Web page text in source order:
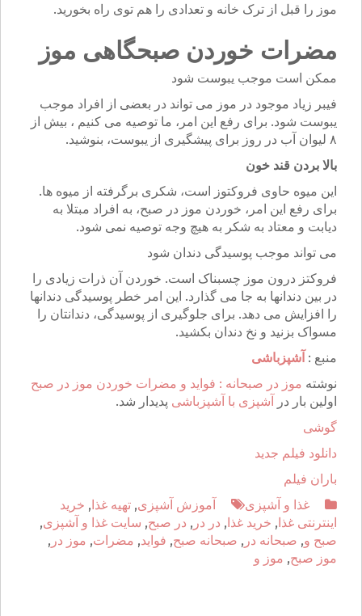
موز را قبل از ترک خانه و تعدادی را هم توی راه بخورید.
مضرات خوردن صبحگاهی موز
ممکن است موجب یبوست شود
فیبر زیاد موجود در موز می تواند در بعضی از افراد موجب
یبوست شود. برای رفع این امر، ما توصیه می کنیم ، بیش از
۸ لیوان آب در روز برای پیشگیری از یبوست، بنوشید.
بالا بردن قند خون
این میوه حاوی فروکتوز است، شکری برگرفته از میوه ها.
برای رفع این امر، خوردن موز در صبح، به افراد مبتلا به
دیابت و معتاد به شکر به هیچ وجه توصیه نمی شود.
می تواند موجب پوسیدگی دندان شود
فروکتز درون موز چسبناک است. خوردن آن ذرات زیادی را
در بین دندانها به جا می گذارد. این امر خطر پوسیدگی دندانها
را افزایش می دهد. برای جلوگیری از پوسیدگی، دندانتان را
مسواک بزنید و نخ دندان بکشید.
منبع : آشپزباشی
نوشته موز در صبحانه : فواید و مضرات خوردن موز در صبح
اولین بار در آشپزی با آشپزباشی پدیدار شد.
گوشی
دانلود فیلم جدید
باران فیلم
غذا و آشپزی
آموزش آشپزی, تهیه غذا, خرید
اینترنتی غذا, خرید غذا, در در , در صبح, سایت غذا و آشپزی,
صبح و, صبحانه در , صبحانه صبح, فواید, مضرات, موز در ,
موز صبح, موز و